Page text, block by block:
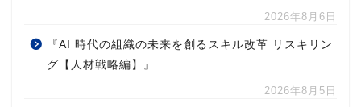
2026年8月6日
『AI 時代の組織の未来を創るスキル改革 リスキリン
グ【人材戦略編】』
2026年8月5日